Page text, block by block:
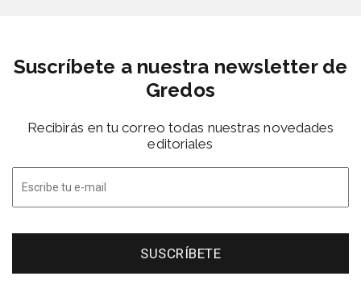
Suscríbete a nuestra newsletter de
Gredos
Recibirás en tu correo todas nuestras novedades
editoriales